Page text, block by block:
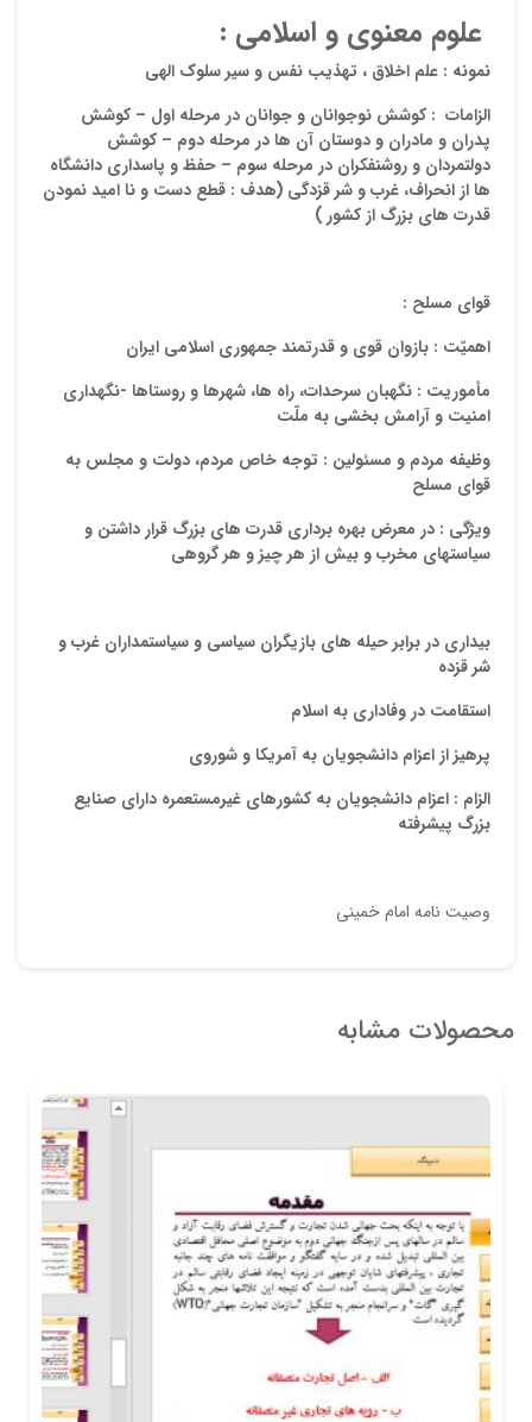
علوم معنوی و اسلامی :
نمونه : علم اخلاق ، تهذیب نفس و سیر سلوک الهی
الزامات :کوشش نوجوانان و جوانان در مرحله اول –کوشش
پدران و مادران و دوستان آن ها در مرحله دوم –کوشش
دولتمردان و روشنفکران در مرحله سوم – حفظ و پاسداری دانشگاه
ها از انحراف، غرب و شر قزدگی (هدف : قطع دست و نا امید نمودن
قدرت های بزرگ از کشور )
قوای مسلح :
اهمیّت : بازوان قوی و قدرتمند جمهوری اسلامی ایران
مأموریت : نگهبان سرحدات، راه ها، شهرها و روستاها -نگهداری
امنیت و آرامش بخشی به ملّت
وظیفه مردم و مسئولین : توجه خاص مردم، دولت و مجلس به
قوای مسلح
ویژگی : در معرض بهره برداری قدرت های بزرگ قرار داشتن و
سیاستهای مخرب و بیش از هر چیز و هر گروهی
بیداری در برابر حیله های بازیگران سیاسی و سیاستمداران غرب و
شر قزده
استقامت در وفاداری به اسلام
پرهیز از اعزام دانشجویان به آمریکا و شوروی
الزام : اعزام دانشجویان به کشورهای غیرمستعمره دارای صنایع
بزرگ پیشرفته
وصیت نامه امام خمینی
محصولات مشابه